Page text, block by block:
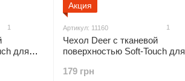
1
для
Акция
Артикул: 11160 1
Чехол Deer с тканевой
поверхностью Soft-Touch для
179 грн